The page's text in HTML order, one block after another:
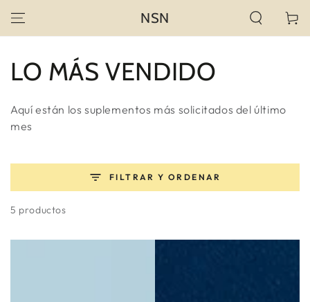
CONTENIDO
NSN Carrito
Colección:
LO MÁS VENDIDO
Aquí están los suplementos más solicitados del último
mes
FILTRAR Y ORDENAR
5 productos